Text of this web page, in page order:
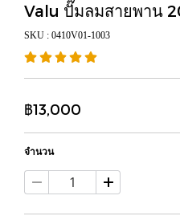
Valu ปั๊มลมสายพาน
SKU : 0410V01-1003
฿13,000
จำนวน